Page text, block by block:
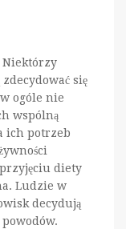
się
ogóle nie
wspólną
ich potrzeb
diety
Ludzie w
decydują